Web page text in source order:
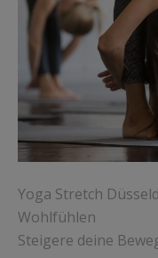
Yoga Stretch
Wohlfühlen
Steigere deine